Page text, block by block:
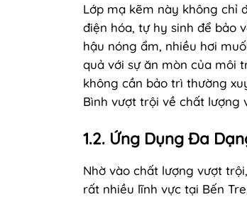
Lớp mạ kẽm này không chỉ
điện hóa, tự hy sinh để bảo
hậu nóng ẩm, nhiều hơi
quả với sự ăn mòn của môi
không cần bảo trì thường
Bình vượt trội về chất lượng
1.2. Ứng Dụng Đa
Nhờ vào chất lượng vượt trội,
rất nhiều lĩnh vực tại Bến